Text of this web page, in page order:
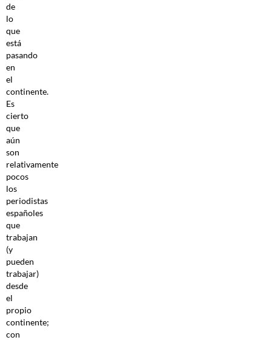
de
lo
que
está
pasando
en
el
continente.
Es
cierto
que
aún
son
relativamente
pocos
los
periodistas
españoles
que
trabajan
(y
pueden
trabajar)
desde
el
propio
continente;
con